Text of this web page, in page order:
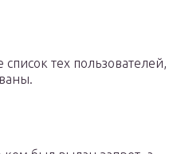
тех пользователей,